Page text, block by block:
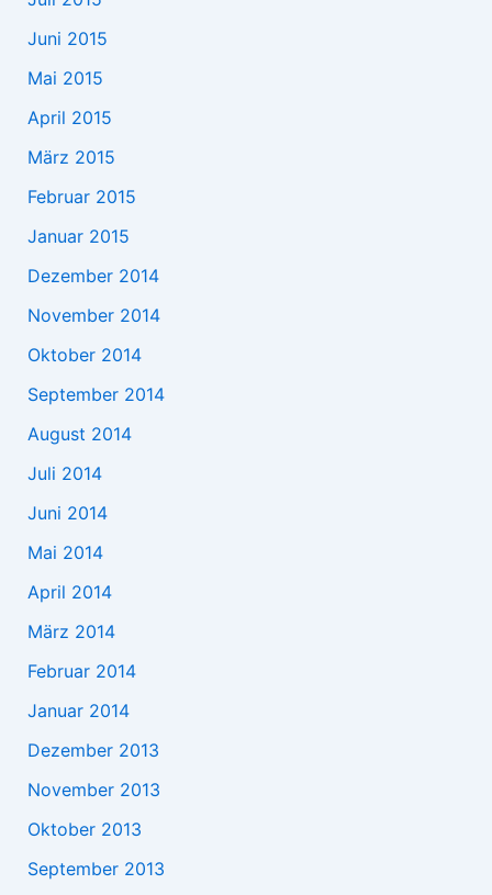
Juni 2015
Mai 2015
April 2015
März 2015
Februar 2015
Januar 2015
Dezember 2014
November 2014
Oktober 2014
September 2014
August 2014
Juli 2014
Juni 2014
Mai 2014
April 2014
März 2014
Februar 2014
Januar 2014
Dezember 2013
November 2013
Oktober 2013
September 2013